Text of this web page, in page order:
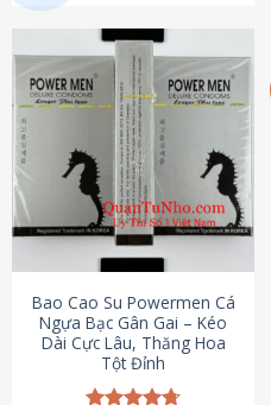
này
có
nhiều
biến
thể.
Các
tùy
chọn
có
chọn
trên
trang
sản
Bao Cao Su Powermen Cá
Ngựa Bạc Gân Gai – Kéo
Dài Cực Lâu, Thăng Hoa
Tột Đỉnh